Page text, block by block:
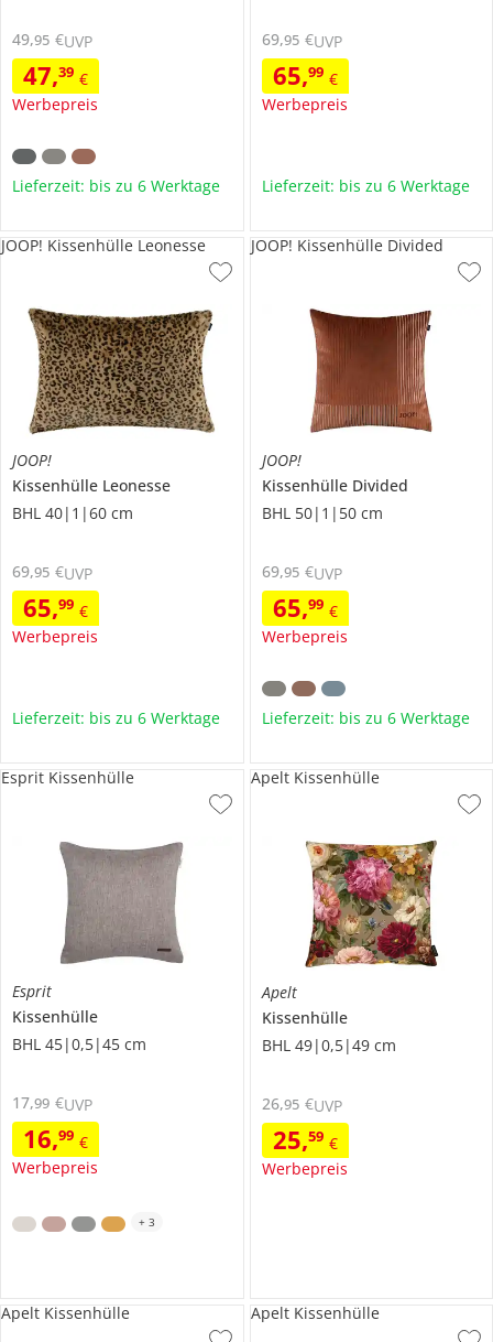
47,39 €
Werbepreis
49,95 €UVP
Lieferzeit: bis zu 6 Werktage
65,99 €
Werbepreis
69,95 €UVP
Lieferzeit: bis zu 6 Werktage
JOOP!
Kissenhülle Leonesse
BHL 40|1|60 cm
65,99 €
Werbepreis
69,95 €UVP
JOOP! Kissenhülle Leonesse
Lieferzeit: bis zu 6 Werktage
JOOP!
Kissenhülle Divided
BHL 50|1|50 cm
65,99 €
Werbepreis
69,95 €UVP
JOOP! Kissenhülle Divided
Lieferzeit: bis zu 6 Werktage
Esprit
Kissenhülle
BHL 45|0,5|45 cm
16,99 €
Werbepreis
17,99 €UVP
Esprit Kissenhülle
+ 3
Apelt
Kissenhülle
BHL 49|0,5|49 cm
25,59 €
Werbepreis
26,95 €UVP
Apelt Kissenhülle
Apelt Kissenhülle Apelt Kissenhülle